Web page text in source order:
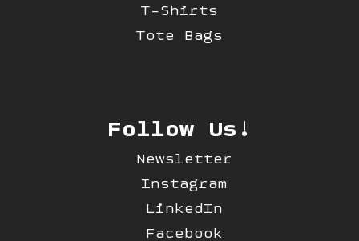
T-Shirts
Tote Bags
Follow Us!
Newsletter
Instagram
LinkedIn
Facebook